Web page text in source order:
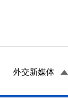
外交新媒体